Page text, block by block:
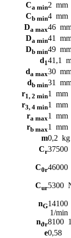
Ca min2 mm
Cb min4 mm
Da max46
Da min41
Db min49
d141,1
da max30
db min31
r1, 2 min1
mm
r3, 4 min1
mm
ra max1
mm
rb max1
mm
m0,2 kg
Cr37500
C0r46000
Cur5300
nG14100
1/min
nϑr8100
e0,58